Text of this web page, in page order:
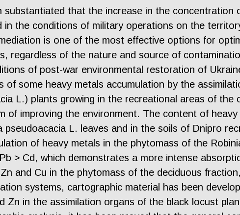
substantiated that the increase in the concentration
in the conditions of military operations on the
is one of the most effective options for
regardless of the nature and source of
of post-war environmental restoration of
of some heavy metals accumulation by the
L.) plants growing in the recreational areas of
of improving the environment. The content of
pseudoacacia L. leaves and in the soils of Dnipro
of heavy metals in the phytomass of the
> Cd, which demonstrates a more intense
and Cu in the phytomass of the deciduous
systems, cartographic material has been
Zn in the assimilation organs of the black locust